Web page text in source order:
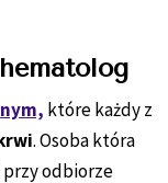
które każdy z
. Osoba która
przy odbiorze